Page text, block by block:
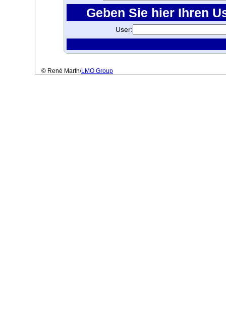
Geben Sie hier Ihren
User:
© René Marth/LMO Group